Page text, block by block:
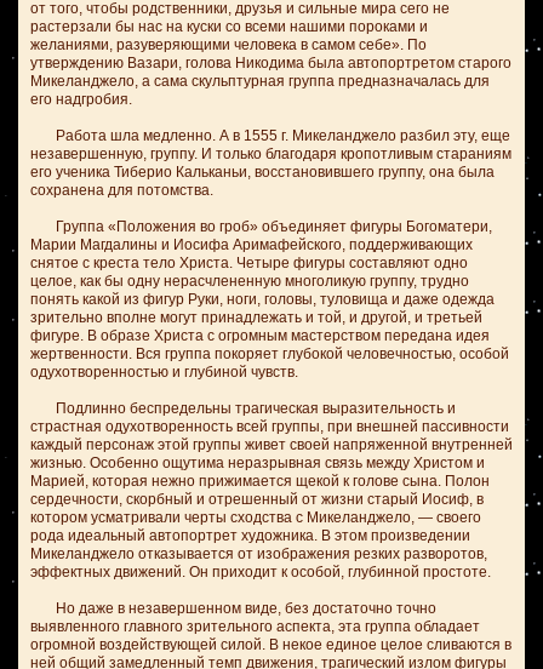
от того, чтобы родственники, друзья и сильные мира сего не
растерзали бы нас на куски со всеми нашими пороками и
желаниями, разуверяющими человека в самом себе». По
утверждению Вазари, голова Никодима была автопортретом старого
Микеланджело, а сама скульптурная группа предназначалась для
его надгробия.
Работа шла медленно. А в 1555 г. Микеланджело разбил эту, еще
незавершенную, группу. И только благодаря кропотливым стараниям
его ученика Тиберио Кальканьи, восстановившего группу, она была
сохранена для потомства.
Группа «Положения во гроб» объединяет фигуры Богоматери,
Марии Магдалины и Иосифа Аримафейского, поддерживающих
снятое с креста тело Христа. Четыре фигуры составляют одно
целое, как бы одну нерасчлененную многоликую группу, трудно
понять какой из фигур Руки, ноги, головы, туловища и даже одежда
зрительно вполне могут принадлежать и той, и другой, и третьей
фигуре. В образе Христа с огромным мастерством передана идея
жертвенности. Вся группа покоряет глубокой человечностью, особой
одухотворенностью и глубиной чувств.
Подлинно беспредельны трагическая выразительность и
страстная одухотворенность всей группы, при внешней пассивности
каждый персонаж этой группы живет своей напряженной внутренней
жизнью. Особенно ощутима неразрывная связь между Христом и
Марией, которая нежно прижимается щекой к голове сына. Полон
сердечности, скорбный и отрешенный от жизни старый Иосиф, в
котором усматривали черты сходства с Микеланджело, — своего
рода идеальный автопортрет художника. В этом произведении
Микеланджело отказывается от изображения резких разворотов,
эффектных движений. Он приходит к особой, глубинной простоте.
Но даже в незавершенном виде, без достаточно точно
выявленного главного зрительного аспекта, эта группа обладает
огромной воздействующей силой. В некое единое целое сливаются в
ней общий замедленный темп движения, трагический излом фигуры